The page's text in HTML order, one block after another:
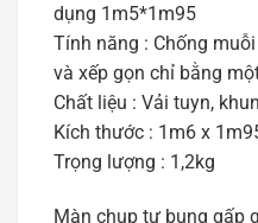
dụng 1m5*1m95
Tính năng : Chống
và xếp gọn chỉ bằng
Chất liệu : Vải tuyn,
Kích thước : 1m6 x
Trọng lượng : 1,2kg
Màn chụp tự bung gấp